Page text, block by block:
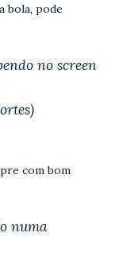
bola, pode
no screen
com bom
numa